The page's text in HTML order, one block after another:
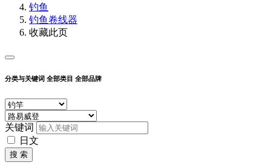
钓鱼
钓鱼卷线器
收藏此页
分类与关键词 全部类目 全部品牌
关键词
日文
搜 索